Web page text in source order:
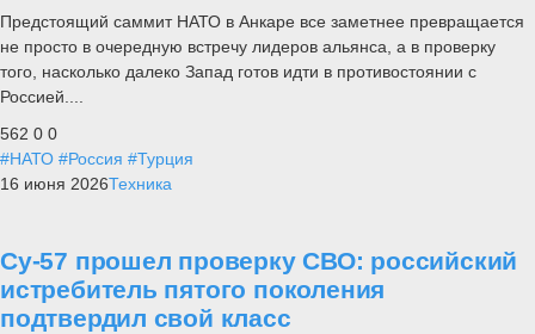
Предстоящий саммит НАТО в Анкаре все заметнее превращается
не просто в очередную встречу лидеров альянса, а в проверку
того, насколько далеко Запад готов идти в противостоянии с
Россией....
562 0 0
#НАТО #Россия #Турция
16 июня 2026Техника
Су-57 прошел проверку СВО: российский
истребитель пятого поколения
подтвердил свой класс